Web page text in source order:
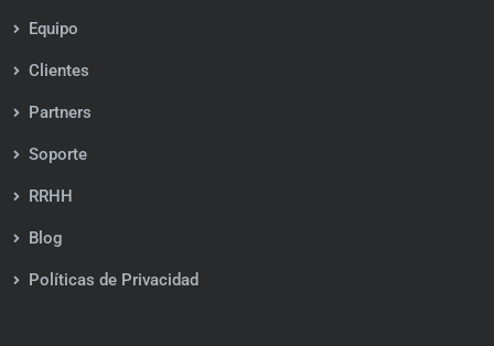
Equipo
Clientes
Partners
Soporte
RRHH
Blog
Políticas de Privacidad